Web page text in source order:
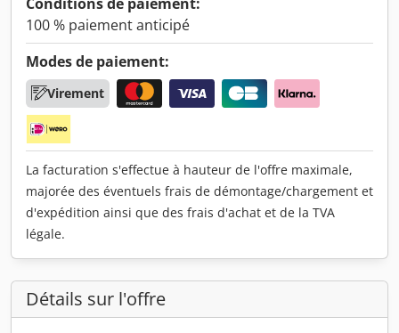
100 % paiement anticipé
Modes de paiement:
Virement
La facturation s'effectue à hauteur de l'offre maximale,
majorée des éventuels frais de démontage/chargement et
d'expédition ainsi que des frais d'achat et de la TVA
légale.
Détails sur l'offre